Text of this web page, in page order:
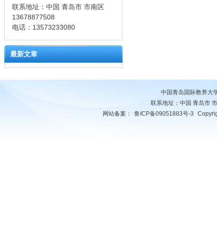
联系地址：中国 青岛市 市南区
13678877508
电话：13573233080
最新文章
中国青岛国际教养大
联系地址：中国 青岛市
网站备案：
鲁ICP备09051883号-3